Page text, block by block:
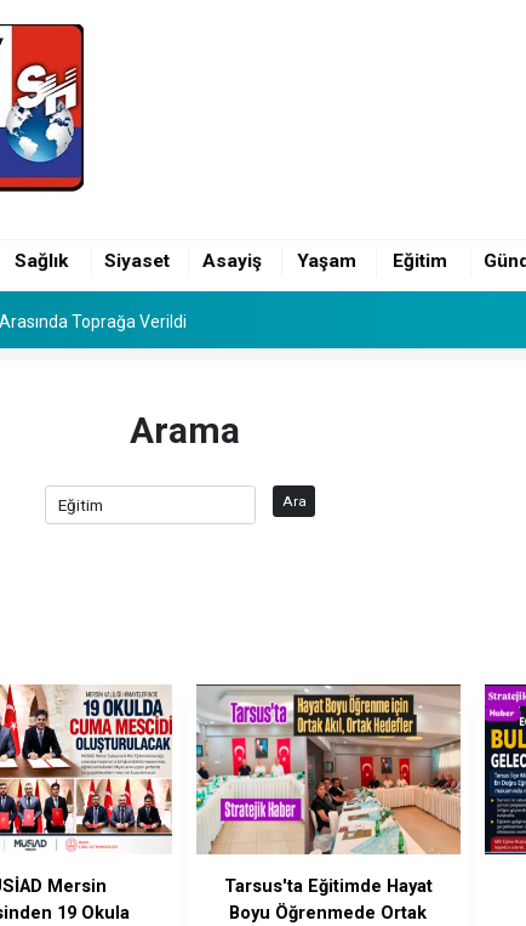
Sağlık Siyaset Asayiş Yaşam Eğitim
Hamza Alp ile Ebru Evlendi
Hamza Alp ile Ebru Evlendi
Toprağa Verildi
Arama
Ara
Mersin
19 Okula
Tarsus'ta Eğitimde Hayat
Boyu Öğrenmede Ortak